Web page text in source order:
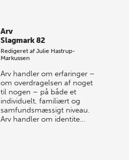
Arv
Slagmark 82
Redigeret afJulie Hastrup-
Markussen
Arv handler om erfaringer –
om overdragelsen af noget
til nogen – på både et
individuelt, familiært og
samfundsmæssigt niveau.
Arv handler om identite…